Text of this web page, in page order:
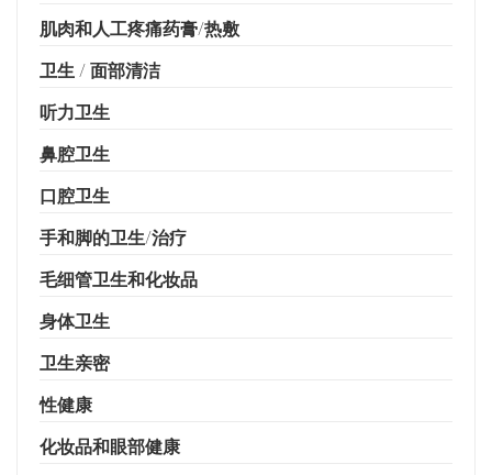
肌肉和人工疼痛药膏/热敷
卫生 / 面部清洁
听力卫生
鼻腔卫生
口腔卫生
手和脚的卫生/治疗
毛细管卫生和化妆品
身体卫生
卫生亲密
性健康
化妆品和眼部健康